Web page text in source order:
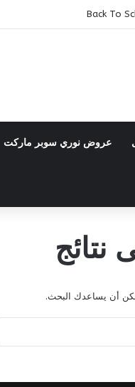
عروض نوري سوبر ماركت
نتائج
أن يساعدك البحث.